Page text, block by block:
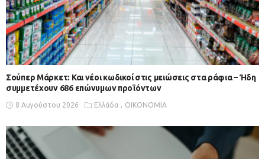
Σούπερ Μάρκετ: Και νέοι κωδικοί στις μειώσεις στα ράφια – Ήδη
συμμετέχουν 686 επώνυμων προϊόντων
8 Αυγούστου 2026 Ελλάδα ΟΙΚΟΝΟΜΙΑ